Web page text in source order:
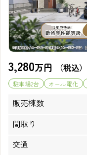
3,280万円 （税込）
駐車場2台 オール電化
販売棟数
間取り
交通